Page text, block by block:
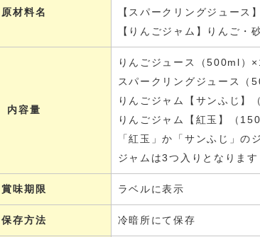
原材料名
【スパークリングジュース
【りんごジャム】りんご・
内容量
りんごジュース（500ml）
スパークリングジュース（
りんごジャム【サンふじ】
りんごジャム【紅玉】（
「紅玉」か「サンふじ」の
ジャムは3つ入りとなります
賞味期限 ラベルに表示
保存方法 冷暗所にて保存